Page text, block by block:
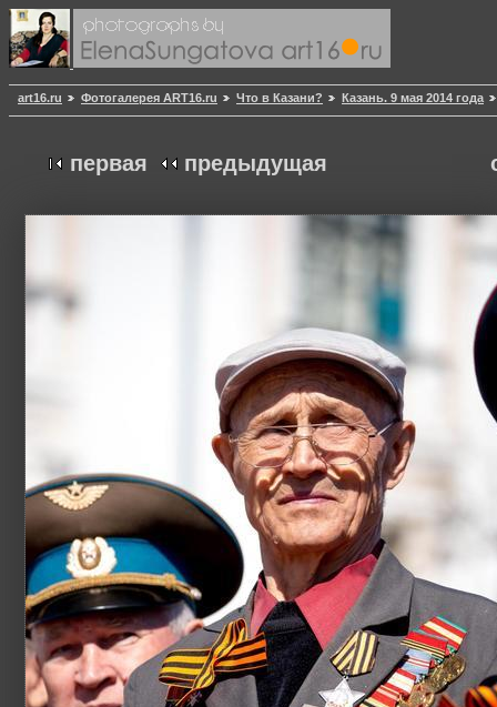
art16.ru Фотогалерея ART16.ru Что в Казани? Казань. 9 мая 2014 года
первая предыдущая